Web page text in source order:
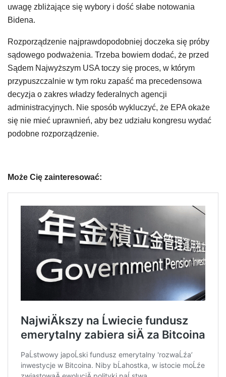
uwagę zbliżające się wybory i dość słabe notowania
Bidena.
Rozporządzenie najprawdopodobniej doczeka się próby
sądowego podważenia. Trzeba bowiem dodać, że przed
Sądem Najwyższym USA toczy się proces, w którym
przypuszczalnie w tym roku zapaść ma precedensowa
decyzja o zakres władzy federalnych agencji
administracyjnych. Nie sposób wykluczyć, że EPA okaże
się nie mieć uprawnień, aby bez udziału kongresu wydać
podobne rozporządzenie.
Może Cię zainteresować: